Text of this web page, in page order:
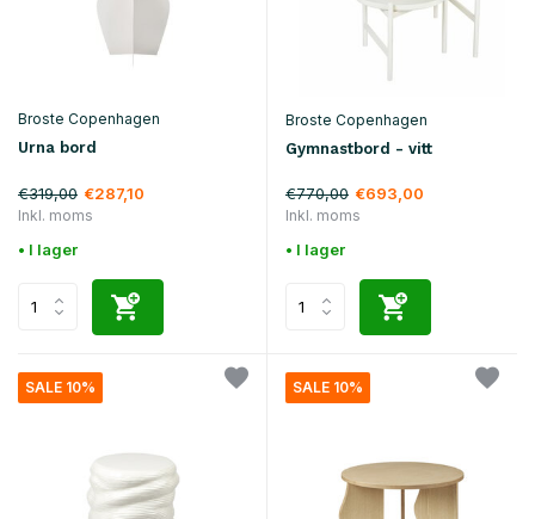
Broste Copenhagen
Urna bord
€319,00 €287,10
Inkl. moms
• I lager
Broste Copenhagen
Gymnastbord - vitt
€770,00 €693,00
Inkl. moms
• I lager
SALE 10% SALE 10%